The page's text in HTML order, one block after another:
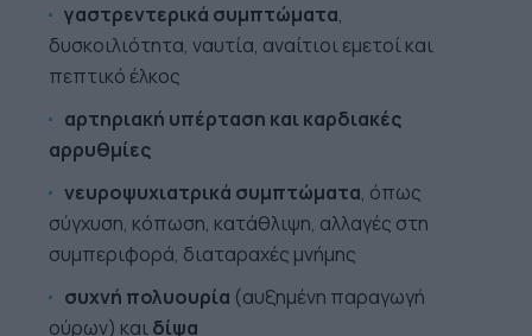
γαστρεντερικά συμπτώματα,
δυσκοιλιότητα, ναυτία, αναίτιοι εμετοί και
πεπτικό έλκος
αρτηριακή υπέρταση και καρδιακές
αρρυθμίες
νευροψυχιατρικά συμπτώματα, όπως
σύγχυση, κόπωση, κατάθλιψη, αλλαγές στη
συμπεριφορά, διαταραχές μνήμης
συχνή πολυουρία (αυξημένη παραγωγή
ούρων) καιδίψα